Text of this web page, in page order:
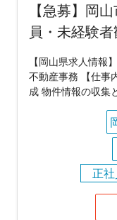
【急募】岡
員・未経験者
【岡山県求人情報
不動産事務 【仕事
成 物件情報の収集
正社